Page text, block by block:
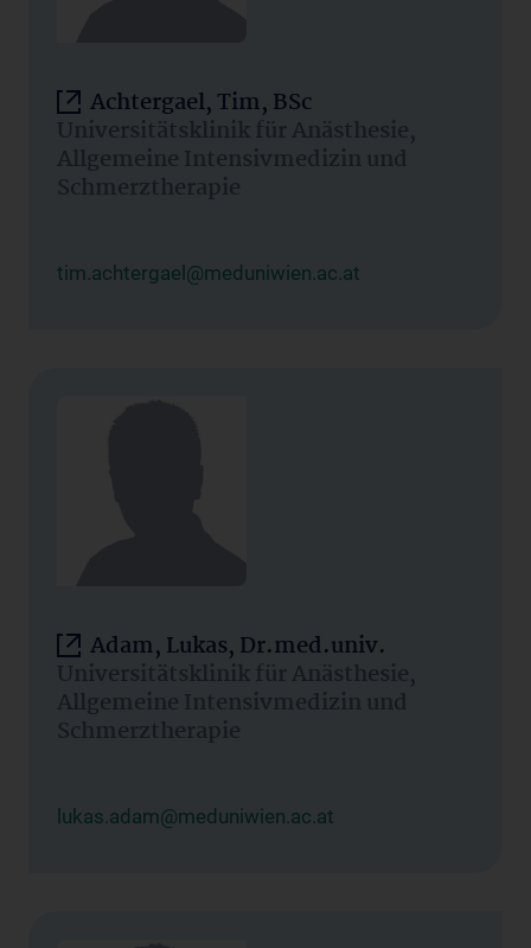
Achtergael, Tim, BSc
Universitätsklinik für Anästhesie,
Allgemeine Intensivmedizin und
Schmerztherapie
tim.achtergael@meduniwien.ac.at
Adam, Lukas, Dr.med.univ.
Universitätsklinik für Anästhesie,
Allgemeine Intensivmedizin und
Schmerztherapie
lukas.adam@meduniwien.ac.at